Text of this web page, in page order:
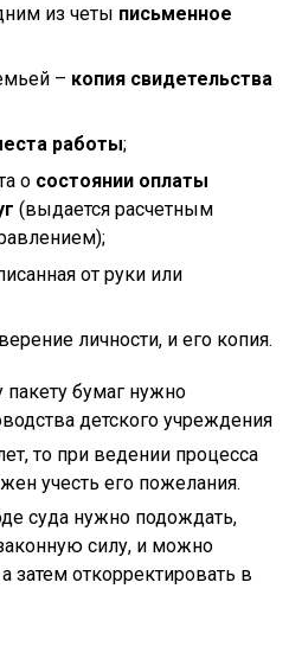
из четы письменное
– копия свидетельства
работы;
о состоянии оплаты
(выдается расчетным
от руки или
личности, и его копия.
бумаг нужно
детского учреждения
то при ведении процесса
учесть его пожелания.
суда нужно подождать,
силу, и можно
затем откорректировать в